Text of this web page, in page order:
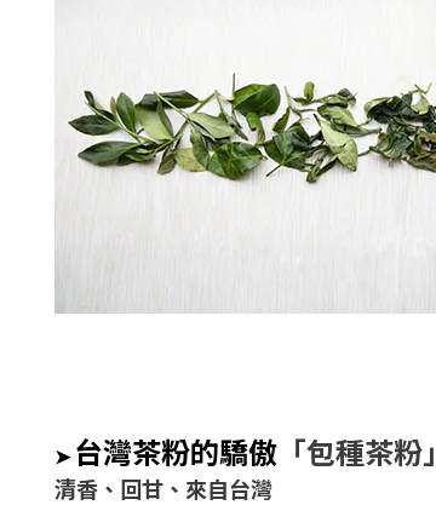
➤ 台灣茶粉的驕傲「包種茶粉」
清香、回甘、來自台灣